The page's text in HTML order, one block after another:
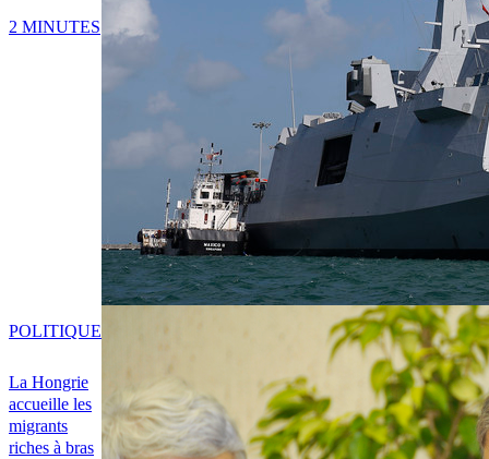
2 MINUTES
La Hongrie
accueille les
migrants
riches à bras
POLITIQUE